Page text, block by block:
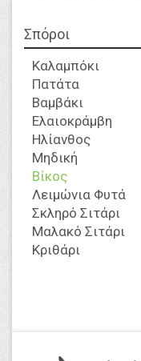
Σπόροι
Καλαμπόκι
Πατάτα
Βαμβάκι
Ελαιοκράμβη
Ηλίανθος
Μηδική
Βίκος
Λειμώνια Φυτά
Σκληρό Σιτάρι
Μαλακό Σιτάρι
Κριθάρι